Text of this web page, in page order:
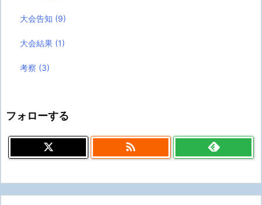
大会告知 (9)
大会結果 (1)
考察 (3)
フォローする
